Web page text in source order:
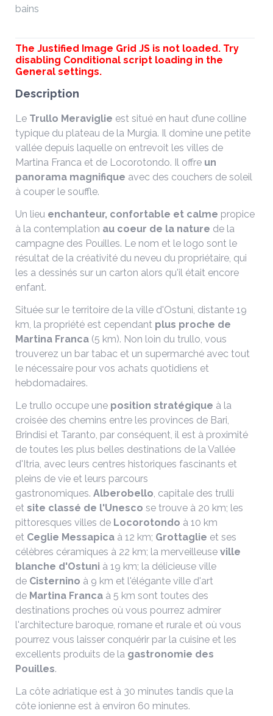
bains
The Justified Image Grid JS is not loaded. Try
disabling Conditional script loading in the
General settings.
Description
Le Trullo Meraviglie est situé en haut d’une colline
typique du plateau de la Murgia. Il domine une petite
vallée depuis laquelle on entrevoit les villes de
Martina Franca et de Locorotondo. Il offre un
panorama magnifique avec des couchers de soleil
à couper le souffle.
Un lieu enchanteur, confortable et calme propice
à la contemplation au coeur de la nature de la
campagne des Pouilles. Le nom et le logo sont le
résultat de la créativité du neveu du propriétaire, qui
les a dessinés sur un carton alors qu'il était encore
enfant.
Située sur le territoire de la ville d'Ostuni, distante 19
km, la propriété est cependant plus proche de
Martina Franca (5 km). Non loin du trullo, vous
trouverez un bar tabac et un supermarché avec tout
le nécessaire pour vos achats quotidiens et
hebdomadaires.
Le trullo occupe une position stratégique à la
croisée des chemins entre les provinces de Bari,
Brindisi et Taranto, par conséquent, il est à proximité
de toutes les plus belles destinations de la Vallée
d'Itria, avec leurs centres historiques fascinants et
pleins de vie et leurs parcours
gastronomiques. Alberobello, capitale des trulli
et site classé de l'Unesco se trouve à 20 km; les
pittoresques villes de Locorotondo à 10 km
et Ceglie Messapica à 12 km; Grottaglie et ses
célèbres céramiques à 22 km; la merveilleuse ville
blanche d'Ostuni à 19 km; la délicieuse ville
de Cisternino à 9 km et l'élégante ville d'art
de Martina Franca à 5 km sont toutes des
destinations proches où vous pourrez admirer
l'architecture baroque, romane et rurale et où vous
pourrez vous laisser conquérir par la cuisine et les
excellents produits de la gastronomie des
Pouilles.
La côte adriatique est à 30 minutes tandis que la
côte ionienne est à environ 60 minutes.